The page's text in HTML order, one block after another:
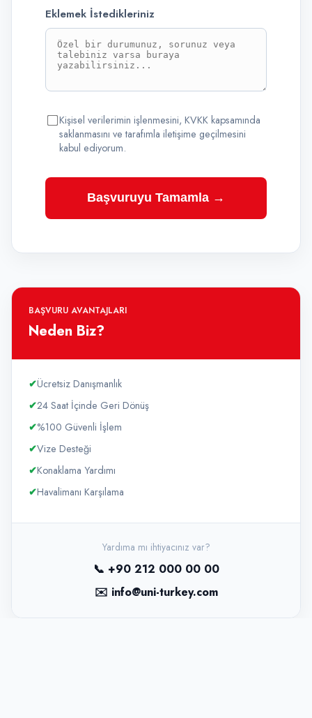
BAŞVURU AVANTAJLARI
Neden Biz?
✔Ücretsiz Danışmanlık
✔24 Saat İçinde Geri Dönüş
✔%100 Güvenli İşlem
✔Vize Desteği
✔Konaklama Yardımı
✔Havalimanı Karşılama
Yardıma mı ihtiyacınız var?
📞 +90 212 000 00 00
✉️ info@uni-turkey.com
Eklemek İstedikleriniz
Kişisel verilerimin işlenmesini, KVKK kapsamında
saklanmasını ve tarafımla iletişime geçilmesini
kabul ediyorum.
Başvuruyu Tamamla →